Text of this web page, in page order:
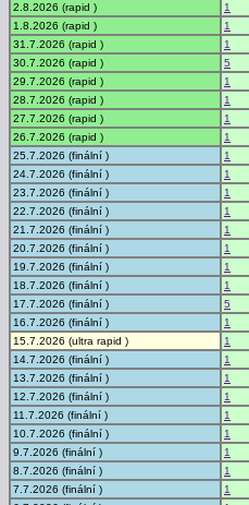
2.8.2026 (rapid )
1
1.8.2026 (rapid )
1
31.7.2026 (rapid )
1
30.7.2026 (rapid )
5
29.7.2026 (rapid )
1
28.7.2026 (rapid )
1
27.7.2026 (rapid )
1
26.7.2026 (rapid )
1
25.7.2026 (finální )
1
24.7.2026 (finální )
1
23.7.2026 (finální )
1
22.7.2026 (finální )
1
21.7.2026 (finální )
1
20.7.2026 (finální )
1
19.7.2026 (finální )
1
18.7.2026 (finální )
1
17.7.2026 (finální )
5
16.7.2026 (finální )
1
15.7.2026 (ultra rapid )
1
14.7.2026 (finální )
1
13.7.2026 (finální )
1
12.7.2026 (finální )
1
11.7.2026 (finální )
1
10.7.2026 (finální )
1
9.7.2026 (finální )
1
8.7.2026 (finální )
1
7.7.2026 (finální )
1